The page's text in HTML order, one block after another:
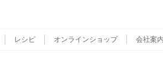
レシピ オンラインショップ 会社案内